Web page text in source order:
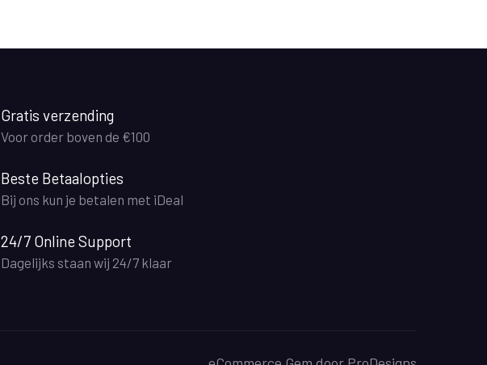
Gratis verzending
Voor order boven de €100
Beste Betaalopties
Bij ons kun je betalen met iDeal
24/7 Online Support
Dagelijks staan wij 24/7 klaar